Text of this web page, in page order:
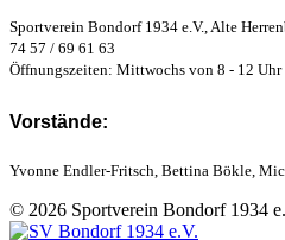
Sportverein Bondorf 1934 e.V., Alte
74 57 / 69 61 63
Öffnungszeiten: Mittwochs von 8 - 12 Uhr
Vorstände:
Yvonne Endler-Fritsch, Bettina Bökle,
© 2026 Sportverein Bondorf 1934